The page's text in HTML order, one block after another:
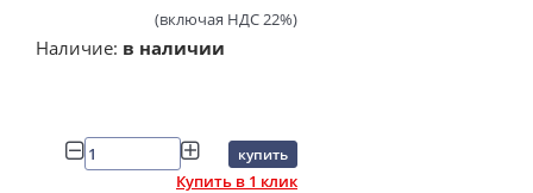
(включая НДС 22%)
Наличие: в наличии
купить
Купить в 1 клик